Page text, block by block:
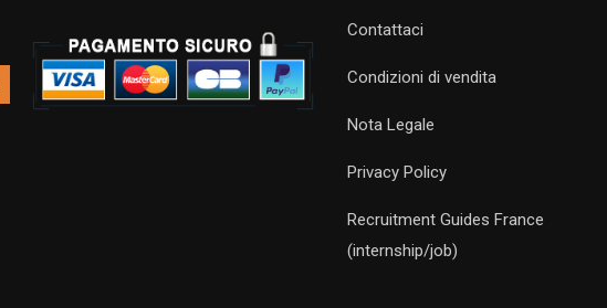
Contattaci
Condizioni di vendita
Nota Legale
Privacy Policy
Recruitment Guides France
(internship/job)